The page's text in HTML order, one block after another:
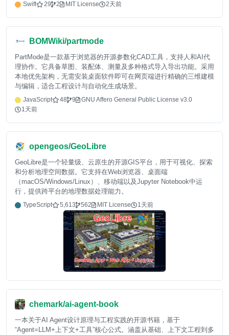
Swift 29 2 MIT License 2天前
BOMWiki/partmode
PartMode是一款基于浏览器的开源参数化CAD工具，支持人和AI代
理协作。它具备草图、装配体、测量及多种格式导入导出功能。采用
本地优先架构，无需安装桌面软件即可在网页端进行精确的三维建模
与编辑，适合工程设计与自动化生成场景。
JavaScript 48 9
GNU Affero General Public License v3.0
1天前
opengeos/GeoLibre
GeoLibre是一个轻量级、云原生的开源GIS平台，用于可视化、探索
和分析地理空间数据。它支持在Web浏览器、桌面端
（macOS/Windows/Linux）、移动端以及Jupyter Notebook中运
行，提供跨平台的地理数据处理能力。
TypeScript 5,613 562 MIT License 1天前
chemark/ai-agent-book
一本关于AI Agent设计原理与工程实践的开源书籍，基于
“Agent=LLM+上下文+工具”核心公式。涵盖从基础、上下文工程到多